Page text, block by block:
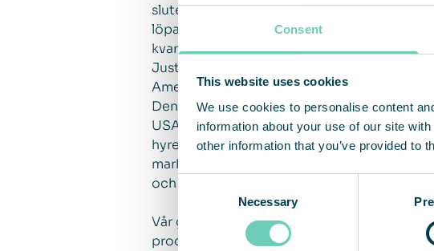
Consent
This website uses cookies
We use cookies to personalise content
information about your use of our site
other information that you’ve provided to
Necessary
slutet av mars har vi sett en minskad
löpande åtgärder för att begränsa negativa
kvartalet kan vi se att orderingången under
Just nu står stora delar av världen stilla och
Americas.
Den kraftfulla nedstängningen av många
USA och tvingat oss att tillfälligt avbryta
hyresavtal och en stor andel
marknadsförutsättningar. På lite sikt är vi
och kontrollerad inomhusmiljö och god
Vår grund är att verka för att skapa
processers produktivitet. Det är vår